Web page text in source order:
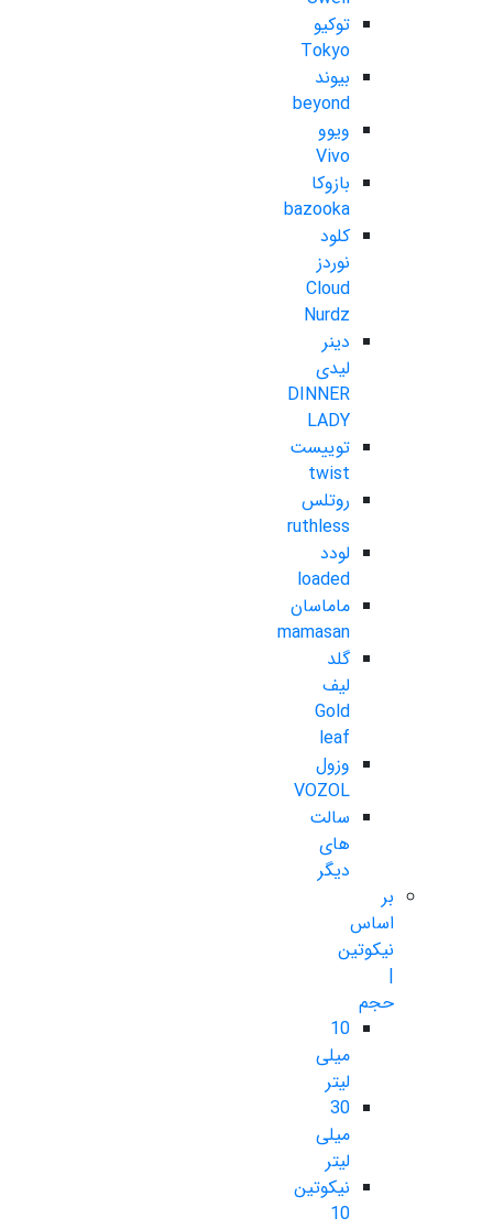
توکیو
Tokyo
بیوند
beyond
ویوو
Vivo
بازوکا
bazooka
کلود
نوردز
Cloud
Nurdz
دینر
لیدی
DINNER
LADY
توییست
twist
روتلس
ruthless
لودد
loaded
ماماسان
mamasan
گلد
لیف
Gold
leaf
وزول
VOZOL
سالت
های
دیگر
بر
اساس
نیکوتین
|
حجم
10
میلی
لیتر
30
میلی
لیتر
نیکوتین
10